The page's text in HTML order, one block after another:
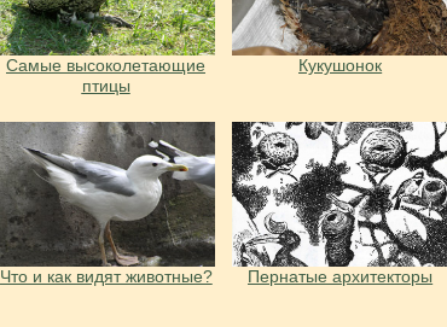
Самые высоколетающие
птицы
Кукушонок
Что и как видят животные? Пернатые архитекторы